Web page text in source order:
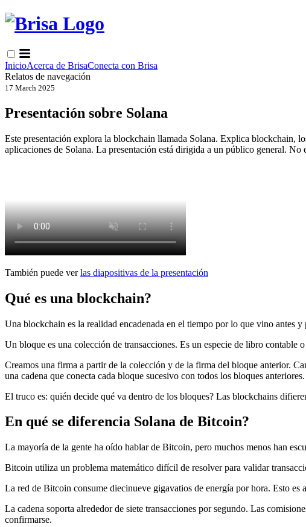
InicioAcerca de BrisaConecta con Brisa
Relatos de navegación
17 March 2025
Presentación sobre Solana
Este presentación explora la blockchain llamada Solana. Explica blockchain,
aplicaciones de Solana. La presentación está dirigida a un público general.
También puede verlas diapositivas de la presentación
Qué es una blockchain?
Una blockchain es la realidad encadenada en el tiempo por lo que vino antes
Un bloque es una colección de transacciones. Es un especie de libro contable
Creamos una firma a partir de la colección y de la firma del bloque anterior.
una cadena que conecta cada bloque sucesivo con todos los bloques anteriores.
El truco es: quién decide qué va dentro de los bloques? Las blockchains
En qué se diferencia Solana de Bitcoin?
La mayoría de la gente ha oído hablar de Bitcoin, pero muchos menos han
Bitcoin utiliza un problema matemático difícil de resolver para validar
La red de Bitcoin consume diecinueve gigavatios de energía por hora. Esto es
La cadena soporta alrededor de siete transacciones por segundo. Las
confirmarse.